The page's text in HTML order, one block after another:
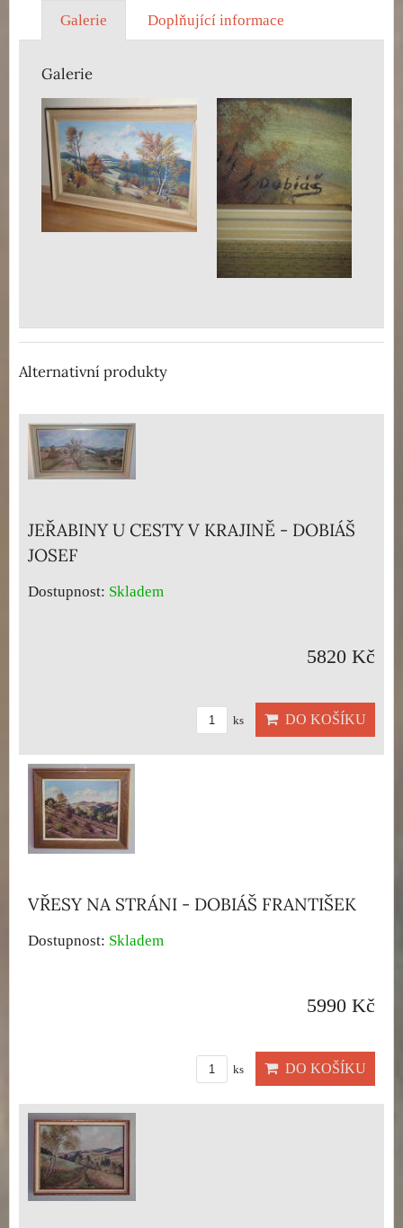
Galerie Doplňující informace
Galerie
Alternativní produkty
JEŘABINY U CESTY V KRAJINĚ - DOBIÁŠ
JOSEF
Dostupnost: Skladem
5820 Kč
ks DO KOŠÍKU
VŘESY NA STRÁNI - DOBIÁŠ FRANTIŠEK
Dostupnost: Skladem
5990 Kč
ks DO KOŠÍKU